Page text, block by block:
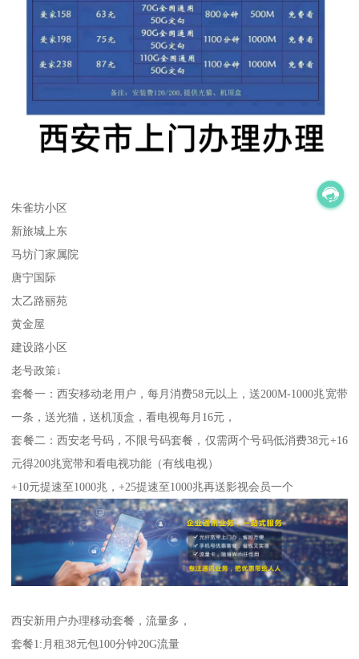
朱雀坊小区
新旅城上东
马坊门家属院
唐宁国际
太乙路丽苑
黄金屋
建设路小区
老号政策↓
套餐一：西安移动老用户，每月消费58元以上，送200M-1000兆宽带
一条，送光猫，送机顶盒，看电视每月16元，
套餐二：西安老号码，不限号码套餐，仅需两个号码低消费38元+16
元得200兆宽带和看电视功能（有线电视）
+10元提速至1000兆，+25提速至1000兆再送影视会员一个
西安新用户办理移动套餐，流量多，
套餐1:月租38元包100分钟20G流量